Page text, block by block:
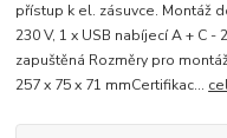
přístup k el. zásuvce. Montáž
230 V, 1 x USB nabíjecí A + C
zapuštěná Rozměry pro
257 x 75 x 71 mmCertifikac...